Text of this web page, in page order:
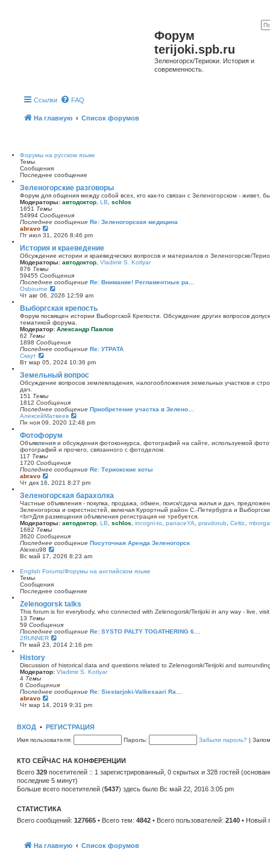
Форум
terijoki.spb.ru
Зеленогорск/Териоки. История и
современность.
Ссылки FAQ
На главную Список форумов
Форумы на русском языке
Темы
Сообщения
Последнее сообщение
Зеленогорские разговоры
Форум для общения между собой всех, кто как-то связан с Зеленогорском - живет,
Модераторы: автодоктор LB
schlos
1651 Темы
54994 Сообщения
Последнее сообщение Re: Зеленогорская медицина
abravo
е
й
т
и
к
п
о
с
е
д
н
е
м
у
с
б
щ
н
ю
Пт июл 31, 2026 8:46 pm
История и краеведение
Обсуждение истории и краеведческих вопросов и материалов о Зеленогорске/
Модераторы: автодоктор Vladimir S. Kotlyar
876 Темы
59455 Сообщения
Последнее сообщение Re: Внимание! Регламентные ра…
Osbourne
е
е
й
т
и
п
о
л
д
н
у
с
о
о
щ
н
и
Чт авг 06, 2026 12:59 am
Выборгская крепость
Форум посвящен истории Выборгской Крепости. Обсуждение других вопросов
тематикой форума.
Модератор: Александр Павлов
62 Темы
1898 Сообщения
Последнее сообщение Re: УТРАТА
Скаут
е
е
й
и
к
п
о
с
е
д
н
е
м
у
с
о
о
б
е
н
и
ю
Вт мар 05, 2024 10:36 pm
Земельный вопрос
Обсуждение вопросов землевладения, налогообложения земельных участков и
дач.
151 Темы
1812 Сообщения
Последнее сообщение Приобретение участка в Зелено…
АлексейМатвеев
е
й
т
п
с
е
д
н
е
м
у
о
б
н
Пн ноя 09, 2020 12:48 pm
Фотофорум
Объявления и обсуждения фотоконкурса, фотографий на сайте, используемой
фотографий и прочего, связанного с фотоделом.
117 Темы
1720 Сообщения
Последнее сообщение Re: Териокские коты
abravo
е
е
й
т
и
к
п
о
с
л
е
у
с
о
о
б
е
н
и
ю
Чт дек 16, 2021 8:27 pm
Зеленогорская барахолка
Частные объявления - покупка, продажа, обмен, поиск/сдача жилья и дач,
Зеленогорска и окрестностей, включая Курортный район С.-Петербурга и
<br>Для размещения объявления регистрация не требуется.
Модераторы: автодоктор LB schlos incogni-to panaceYA pravdorub Celtic
1662 Темы
3620 Сообщения
Последнее сообщение Посуточная Аренда Зеленогорск
Alexeu98
е
й
к
п
о
с
е
д
н
е
с
о
б
щ
н
Вс май 17, 2026 8:23 am
English Forums/Форумы на английском языке
Темы
Сообщения
Последнее сообщение
Zelenogorsk talks
This forum is for everybody, who connected with Zelenogorsk/Terijoki in any way - live,
13 Темы
59 Сообщения
Последнее сообщение Re: SYSTO PALTY TOGATHERING 6…
2RUNNER
е
й
т
к
п
с
д
н
м
о
о
б
щ
е
ю
Пт май 23, 2014 2:16 pm
History
Discussion of historical data and questions related to Zelenogorsk/Terijoki and
Модератор: Vladimir S. Kotlyar
4 Темы
6 Сообщения
Последнее сообщение Re: Siestarjoki-Valkesaari Ra…
abravo
й
т
к
о
с
л
е
д
н
у
с
о
щ
е
Чт мар 14, 2019 9:31 pm
ВХОД • РЕГИСТРАЦИЯ
Имя пользователя: Пароль: Забыли пароль? |
КТО СЕЙЧАС НА КОНФЕРЕНЦИИ
Всего 329 посетителей :: 1 зарегистрированный, 0 скрытых и 328 гостей
последние 5 минут)
Больше всего посетителей (5437) здесь было Вс май 22, 2016 3:05 pm
СТАТИСТИКА
Всего сообщений: 127665 • Всего тем: 4842 • Всего пользователей: 2140 • Новый
На главную Список форумов